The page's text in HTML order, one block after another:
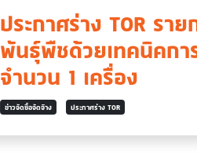
ประกาศร่าง TOR รา
พันธุ์พืชด้วยเทคนิคกา
จำนวน 1 เครื่อง
ข่าวจัดซื้อจัดจ้าง ประกาศร่าง TOR